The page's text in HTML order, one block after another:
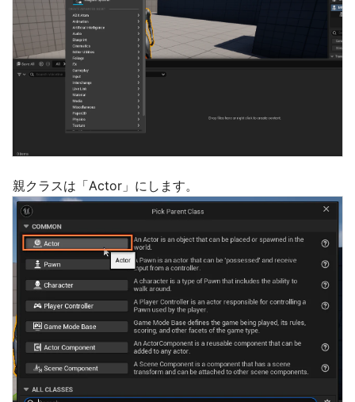
親クラスは「Actor」にします。